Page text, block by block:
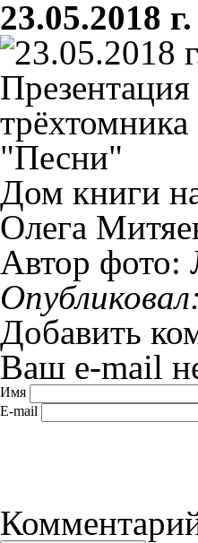
23.05.2018
Дом книги
Олега
Автор фото:
Опубликовал:
Добавить
Ваш e-mail
Имя
E-mail